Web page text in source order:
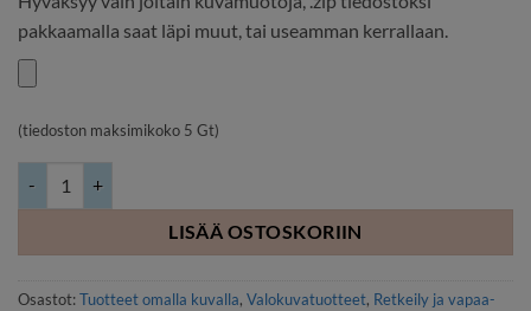
pakkaamalla saat läpi muut, tai useamman kerrallaan.
(tiedoston maksimikoko 5 Gt)
LISÄÄ OSTOSKORIIN
Osastot:Tuotteet omalla kuvalla, Valokuvatuotteet, Retkeily ja vapaa-